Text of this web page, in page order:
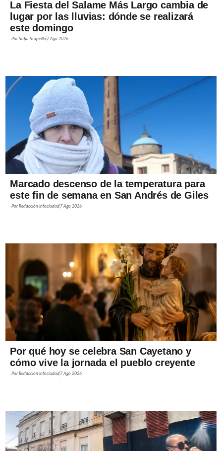
La Fiesta del Salame Más Largo cambia de
lugar por las lluvias: dónde se realizará
este domingo
PorSofía Stupiello 7 Ago 2026
Marcado descenso de la temperatura para
este fin de semana en San Andrés de Giles
PorRedacción Infociudad 7 Ago 2026
Por qué hoy se celebra San Cayetano y
cómo vive la jornada el pueblo creyente
PorRedacción Infociudad 7 Ago 2026